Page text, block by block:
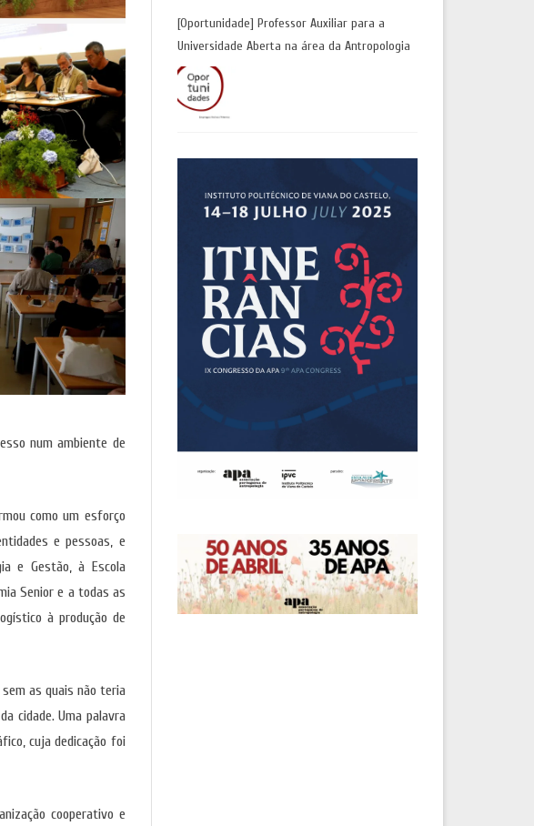
num ambiente de
como um esforço
e pessoas, e
e Gestão, à Escola
Senior e a todas as
à produção de
sem as quais não teria
cidade. Uma palavra
cuja dedicação foi
cooperativo e
[Oportunidade] Professor Auxiliar para a
Universidade Aberta na área da Antropologia